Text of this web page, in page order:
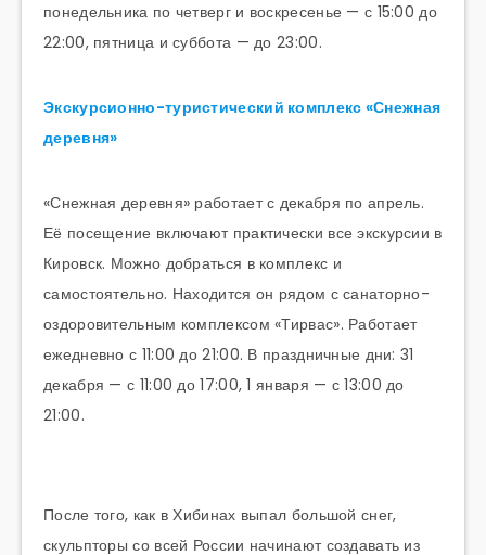
понедельника по четверг и воскресенье — с 15:00 до
22:00, пятница и суббота — до 23:00.
Экскурсионно-туристический комплекс «Снежная
деревня»
«Снежная деревня» работает с декабря по апрель.
Её посещение включают практически все экскурсии в
Кировск. Можно добраться в комплекс и
самостоятельно. Находится он рядом с санаторно-
оздоровительным комплексом «Тирвас». Работает
ежедневно с 11:00 до 21:00. В праздничные дни: 31
декабря — с 11:00 до 17:00, 1 января — с 13:00 до
21:00.
После того, как в Хибинах выпал большой снег,
скульпторы со всей России начинают создавать из